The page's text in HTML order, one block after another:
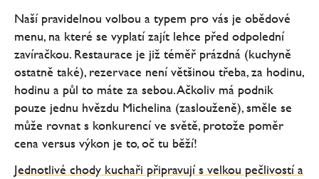
Naší pravidelnou volbou a typem pro vás je obědové
menu, na které se vyplatí zajít lehce před odpolední
zavíračkou. Restaurace je již téměř prázdná (kuchyně
ostatně také), rezervace není většinou třeba, za hodinu,
hodinu a půl to máte za sebou. Ačkoliv má podnik
pouze jednu hvězdu Michelina (zaslouženě), směle se
může rovnat s konkurencí ve světě, protože poměr
cena versus výkon je to, oč tu běží!
Jednotlivé chody kuchaři připravují s velkou pečlivostí a